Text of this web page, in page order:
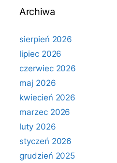
Archiwa
sierpień 2026
lipiec 2026
czerwiec 2026
maj 2026
kwiecień 2026
marzec 2026
luty 2026
styczeń 2026
grudzień 2025